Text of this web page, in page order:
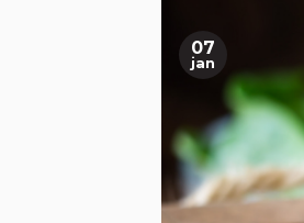
07
jan